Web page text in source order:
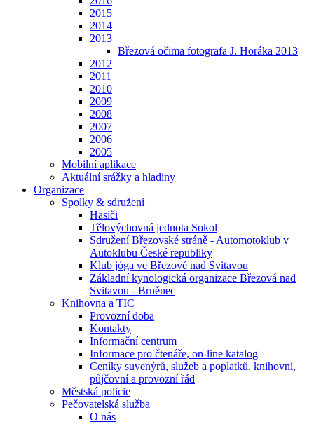
2015
2014
2013
Březová očima fotografa J. Horáka 2013
2012
2011
2010
2009
2008
2007
2006
2005
Mobilní aplikace
Aktuální srážky a hladiny
Organizace
Spolky & sdružení
Hasiči
Tělovýchovná jednota Sokol
Sdružení Březovské stráně - Automotoklub v
Autoklubu České republiky
Klub jóga ve Březové nad Svitavou
Základní kynologická organizace Březová nad
Svitavou - Brněnec
Knihovna a TIC
Provozní doba
Kontakty
Informační centrum
Informace pro čtenáře, on-line katalog
Ceníky suvenýrů, služeb a poplatků, knihovní,
půjčovní a provozní řád
Městská policie
Pečovatelská služba
O nás